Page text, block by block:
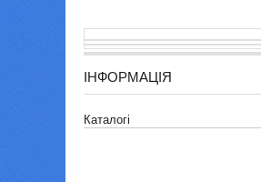
ІНФОРМАЦІЯ
Каталогі